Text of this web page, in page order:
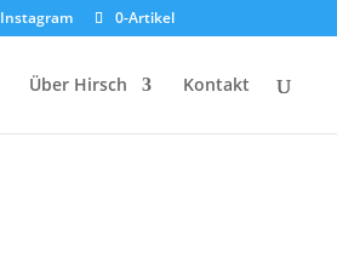
Instagram 0-Artikel
Über Hirsch Kontakt